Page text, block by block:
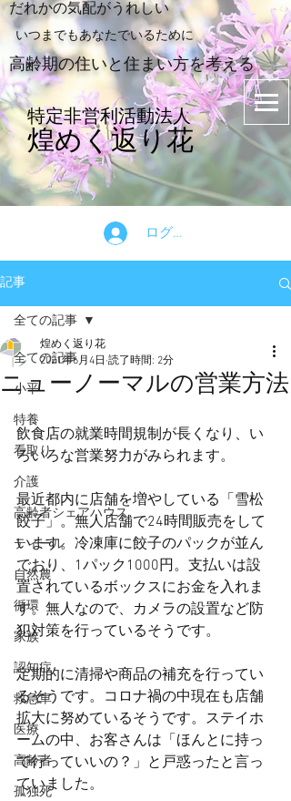
​だれかの気配がうれしい
​いつまでもあなたでいるために
​高齢期の住いと住まい方を考える
特定非営利活動法人
煌めく返り花
ログイン
記事
全ての記事
小平
特養
看取り
介護
高齢者シェアハウス
ティール
自然農
循環
家族
認知症
救急車
医療
高齢者
孤独死
全ての記事
ニューノーマルの営業方法
煌めく返り花
2021年6月4日 読了時間: 2分
飲食店の就業時間規制が長くなり、い
ろいろな営業努力がみられます。
最近都内に店舗を増やしている「雪松
餃子」。無人店舗で24時間販売をして
います。冷凍庫に餃子のパックが並ん
でおり、1パック1000円。支払いは設
置されているボックスにお金を入れま
す。無人なので、カメラの設置など防
犯対策を行っているそうです。
定期的に清掃や商品の補充を行ってい
るそうです。コロナ禍の中現在も店舗
拡大に努めているそうです。ステイホ
ームの中、お客さんは「ほんとに持っ
て行っていいの？」と戸惑ったと言っ
ていました。